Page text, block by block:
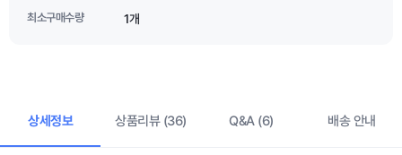
최소구매수량 1개
상세정보 상품리뷰 (36) Q&A (6) 배송 안내